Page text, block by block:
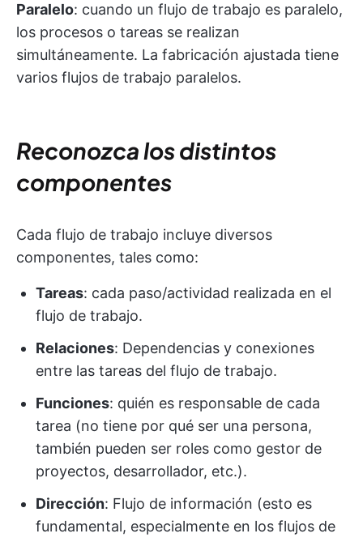
Paralelo: cuando un flujo de trabajo es paralelo,
los procesos o tareas se realizan
simultáneamente. La fabricación ajustada tiene
varios flujos de trabajo paralelos.
Reconozca los distintos
componentes
Cada flujo de trabajo incluye diversos
componentes, tales como:
Tareas: cada paso/actividad realizada en el
flujo de trabajo.
Relaciones: Dependencias y conexiones
entre las tareas del flujo de trabajo.
Funciones: quién es responsable de cada
tarea (no tiene por qué ser una persona,
también pueden ser roles como gestor de
proyectos, desarrollador, etc.).
Dirección: Flujo de información (esto es
fundamental, especialmente en los flujos de